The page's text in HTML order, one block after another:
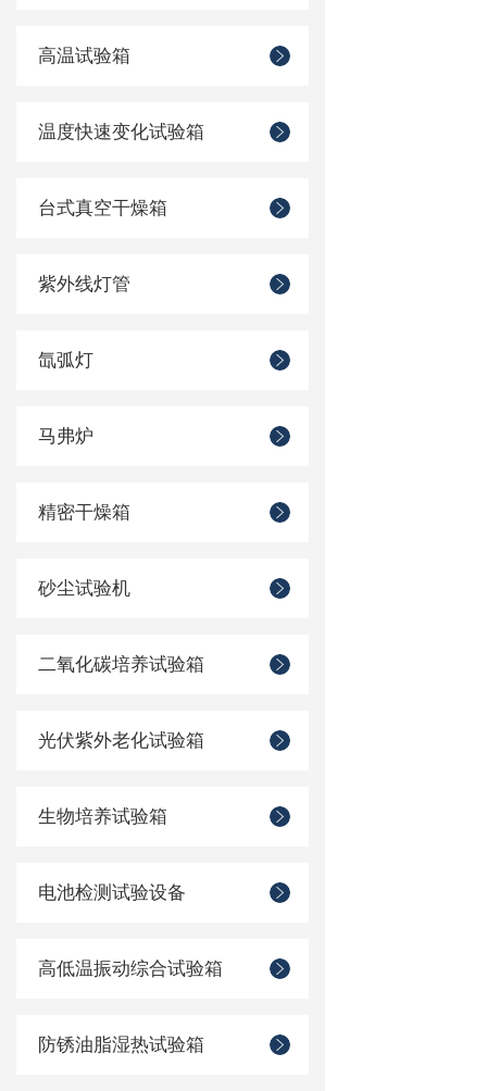
高温试验箱
温度快速变化试验箱
台式真空干燥箱
紫外线灯管
氙弧灯
马弗炉
精密干燥箱
砂尘试验机
二氧化碳培养试验箱
光伏紫外老化试验箱
生物培养试验箱
电池检测试验设备
高低温振动综合试验箱
防锈油脂湿热试验箱